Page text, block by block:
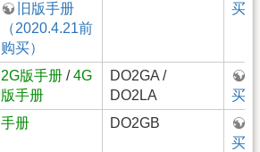
旧版手册
（2020.4.21前
购买）
买
2G版手册 /4G
版手册
DO2GA /
DO2LA
买
手册 DO2GB
买